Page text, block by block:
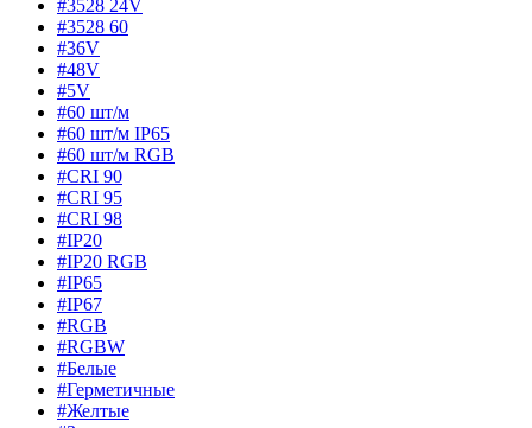
#3528 24V
#3528 60
#36V
#48V
#5V
#60 шт/м
#60 шт/м IP65
#60 шт/м RGB
#CRI 90
#CRI 95
#CRI 98
#IP20
#IP20 RGB
#IP65
#IP67
#RGB
#RGBW
#Белые
#Герметичные
#Желтые